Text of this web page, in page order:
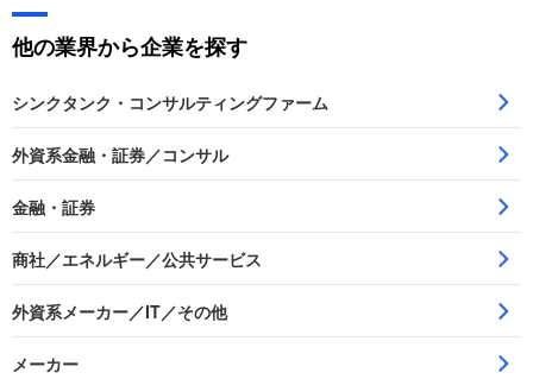
他の業界から企業を探す
シンクタンク・コンサルティングファーム
外資系金融・証券／コンサル
金融・証券
商社／エネルギー／公共サービス
外資系メーカー／IT／その他
メーカー